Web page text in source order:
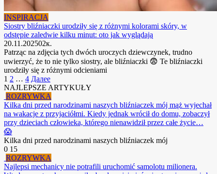
INSPIRACJA
Siostry bliźniaczki urodziły się z różnymi kolorami skóry, w
odstępie zaledwie kilku minut: oto jak wyglądają
20.11.202502к.
Patrząc na zdjęcia tych dwóch uroczych dziewczynek, trudno
uwierzyć, że to nie tylko siostry, ale bliźniaczki 😨 Te bliźniaczki
urodziły się z różnymi odcieniami
Пагинация
записей
1 2 … 4 Далее
NAJLEPSZE ARTYKUŁY
ROZRYWKA
Kilka dni przed narodzinami naszych bliźniaczek mój mąż wyjechał
na wakacje z przyjaciółmi. Kiedy jednak wrócił do domu, zobaczył
przy dzieciach człowieka, którego nienawidził przez całe życie…
😱
Kilka dni przed narodzinami naszych bliźniaczek mój
0 15
ROZRYWKA
Najlepsi mechanicy nie potrafili uruchomić samolotu milionera.